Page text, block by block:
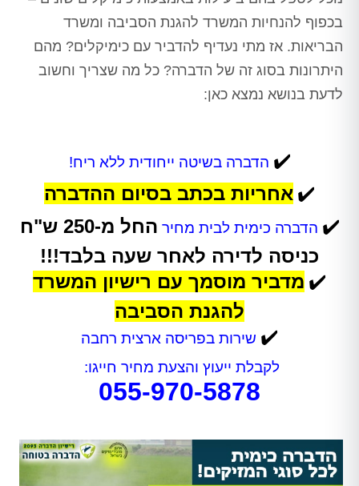
בכפוף להנחיות המשרד להגנת הסביבה ומשרד
הבריאות. אז מתי נעדיף להדביר עם כימיקלים? מהם
היתרונות בסוג זה של הדברה? כל מה שצריך וחשוב
לדעת בנושא נמצא כאן:
✔️ הדברה בשיטה ייחודית ללא ריח!
✔️ אחריות בכתב בסיום ההדברה
✔️ הדברה כימית לבית מחיר החל מ-250 ש"ח
כניסה לדירה לאחר שעה בלבד!!!
✔️ מדביר מוסמך עם רישיון המשרד
להגנת הסביבה
✔️ שירות בפריסה ארצית רחבה
לקבלת ייעוץ והצעת מחיר חייגו:
055-970-5878